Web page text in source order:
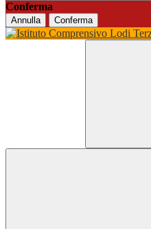
Conferma
Annulla Conferma